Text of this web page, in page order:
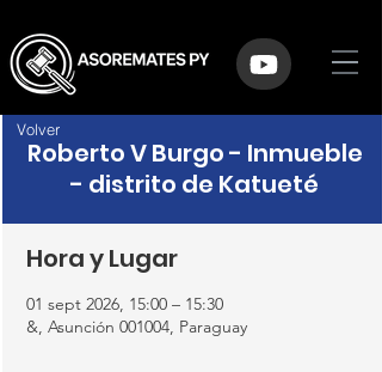
Roberto V Burgo - Inmueble
- distrito de Katueté
Hora y Lugar
01 sept 2026, 15:00 – 15:30
&, Asunción 001004, Paraguay
Volver